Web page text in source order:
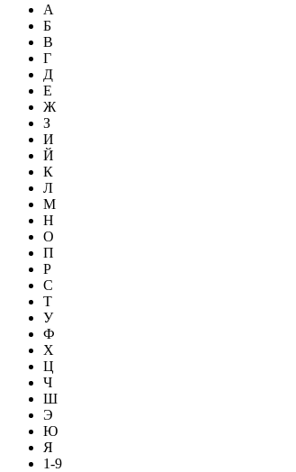
А
Б
В
Г
Д
Е
Ж
З
И
Й
К
Л
М
Н
О
П
Р
С
Т
У
Ф
Х
Ц
Ч
Ш
Э
Ю
Я
1-9